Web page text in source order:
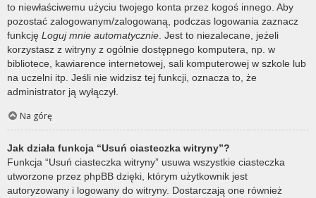
to niewłaściwemu użyciu twojego konta przez kogoś innego. Aby
pozostać zalogowanym/zalogowaną, podczas logowania zaznacz
funkcję Loguj mnie automatycznie . Jest to niezalecane, jeżeli
korzystasz z witryny z ogólnie dostępnego komputera, np. w
bibliotece, kawiarence internetowej, sali komputerowej w szkole lub
na uczelni itp. Jeśli nie widzisz tej funkcji, oznacza to, że
administrator ją wyłączył.
Na górę
Jak działa funkcja “Usuń ciasteczka witryny”?
Funkcja “Usuń ciasteczka witryny” usuwa wszystkie ciasteczka
utworzone przez phpBB dzięki, którym użytkownik jest
autoryzowany i logowany do witryny. Dostarczają one również